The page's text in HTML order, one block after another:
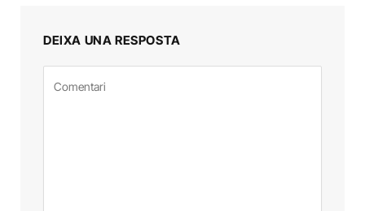
DEIXA UNA RESPOSTA